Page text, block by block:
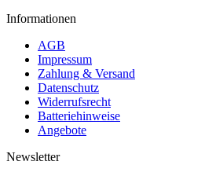
Informationen
AGB
Impressum
Zahlung & Versand
Datenschutz
Widerrufsrecht
Batteriehinweise
Angebote
Newsletter